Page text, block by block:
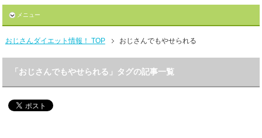
メニュー
おじさんダイエット情報！ TOP おじさんでもやせられる
「おじさんでもやせられる」タグの記事一覧